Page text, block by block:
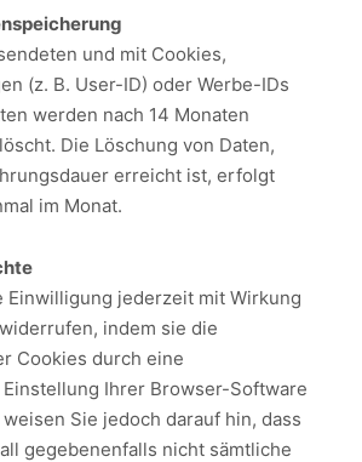
und mit Cookies,
(z. B. User-ID) oder Werbe-IDs
werden nach 14 Monaten
Die Löschung von Daten,
erreicht ist, erfolgt
im Monat.
Einwilligung jederzeit mit Wirkung
indem sie die
Cookies durch eine
Ihrer Browser-Software
Sie jedoch darauf hin, dass
gegebenenfalls nicht sämtliche